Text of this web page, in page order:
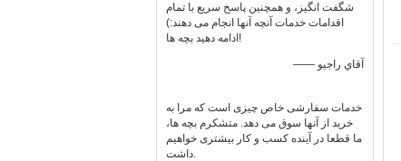
شگفت انگیز، و همچنین پاسخ سریع با تمام
اقدامات خدمات آنچه آنها انجام می دهند:)
ادامه دهید بچه ها!
—— آقاي راجيو
خدمات سفارشی خاص چیزی است که مرا به
خرید از آنها سوق می دهد. متشکرم بچه ها،
ما قطعا در آینده کسب و کار بیشتری خواهیم
داشت.